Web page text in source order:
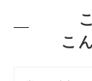
こ